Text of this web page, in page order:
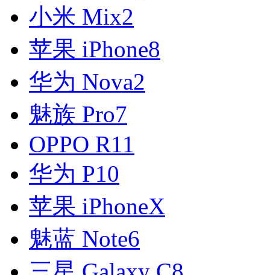
小米 Mix2
苹果 iPhone8
华为 Nova2
魅族 Pro7
OPPO R11
华为 P10
苹果 iPhoneX
魅蓝 Note6